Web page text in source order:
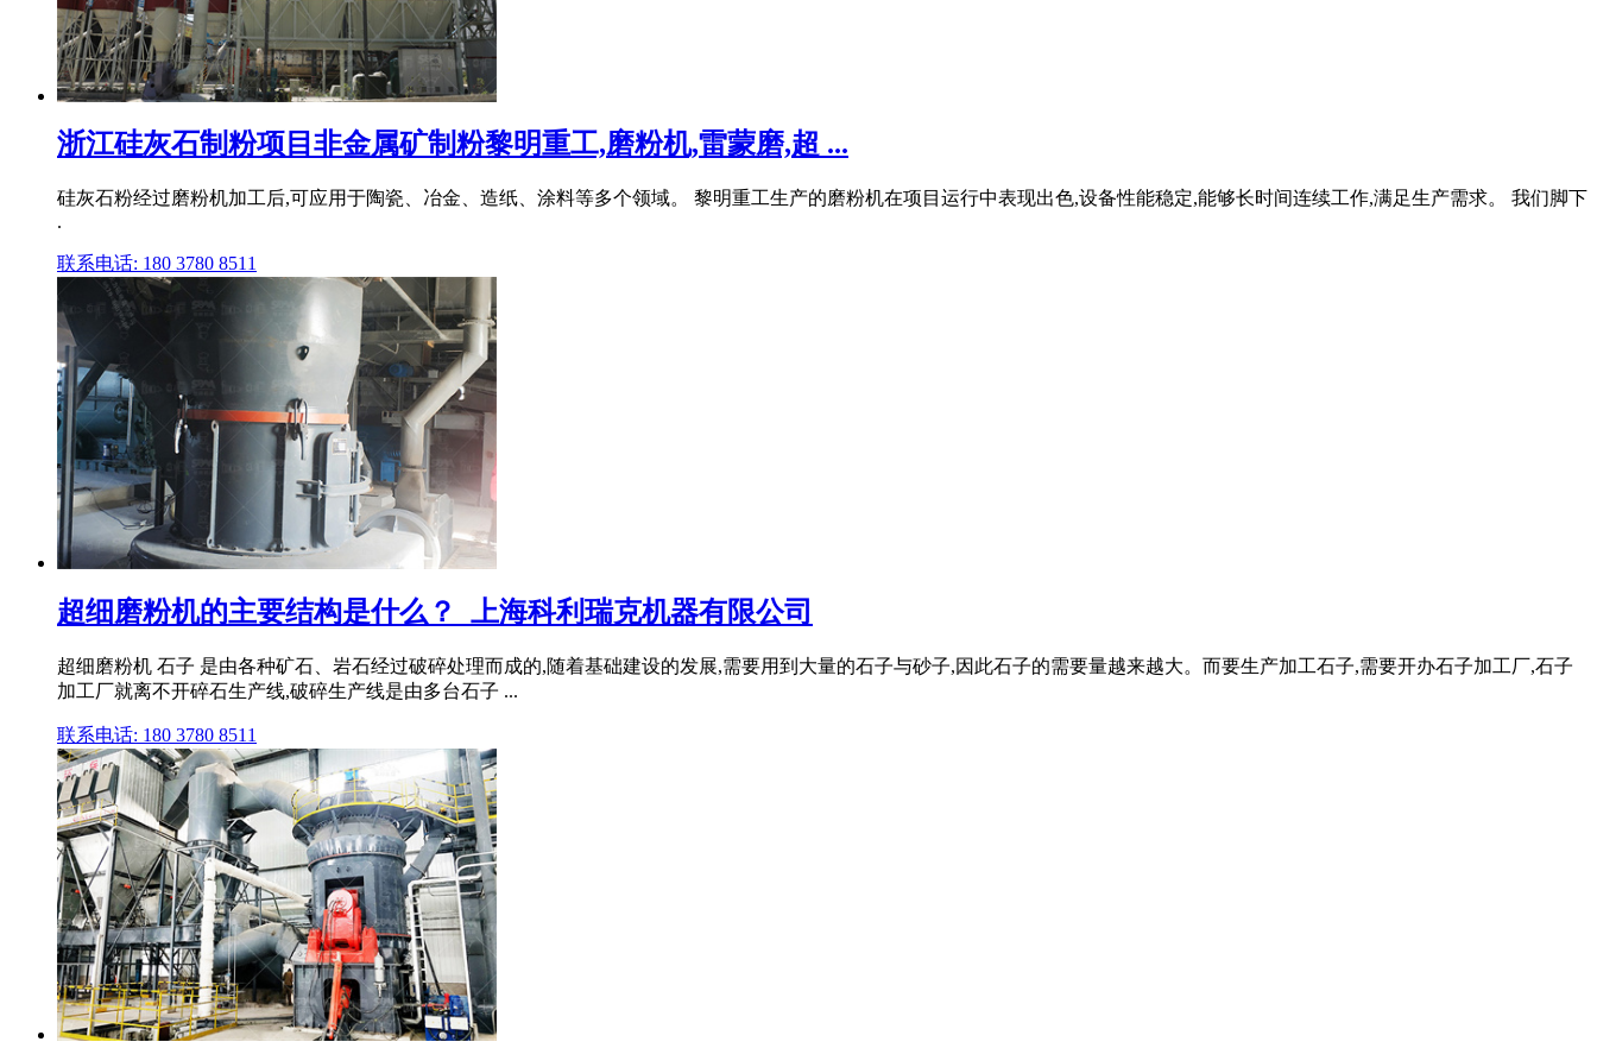
浙江硅灰石制粉项目非金属矿制粉黎明重工,磨粉机,雷蒙磨,超 ...
硅灰石粉经过磨粉机加工后,可应用于陶瓷、冶金、造纸、涂料等多个领域。 黎明重工生产的磨粉机在项目运行中表现出色,设备性能稳定,能够长时间连续工作,满足生产需求。 我们脚下
.
联系电话: 180 3780 8511
超细磨粉机的主要结构是什么？_上海科利瑞克机器有限公司
超细磨粉机 石子 是由各种矿石、岩石经过破碎处理而成的,随着基础建设的发展,需要用到大量的石子与砂子,因此石子的需要量越来越大。而要生产加工石子,需要开办石子加工厂,石子
加工厂就离不开碎石生产线,破碎生产线是由多台石子 ...
联系电话: 180 3780 8511